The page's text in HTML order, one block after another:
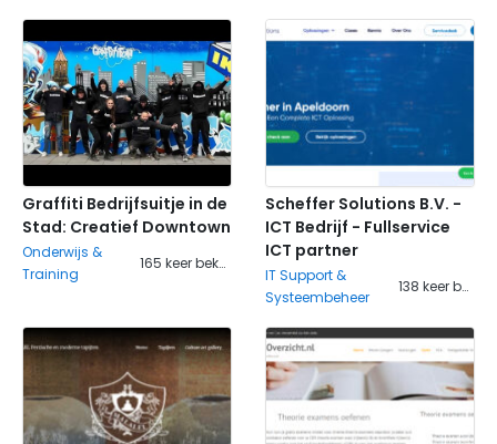
Graffiti Bedrijfsuitje in de
Stad: Creatief Downtown
Onderwijs &
Training
165 keer bekeken
Scheffer Solutions B.V. -
ICT Bedrijf - Fullservice
ICT partner
IT Support &
Systeembeheer
138 keer bekeken